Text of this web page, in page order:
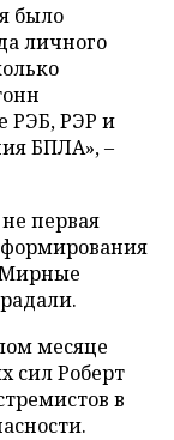
было
личного
РЭБ, РЭР и
БПЛА», –
первая
Мирные
месяце
сил Роберт
в